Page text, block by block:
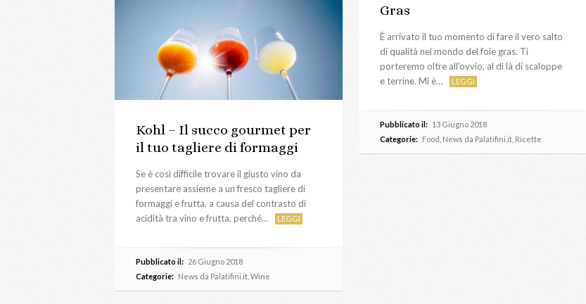
Kohl – Il succo gourmet per
il tuo tagliere di formaggi
Se è così difficile trovare il giusto vino da
presentare assieme a un fresco tagliere di
formaggi e frutta, a causa del contrasto di
acidità tra vino e frutta, perché…
LEGGI
Pubblicato il: 26 Giugno 2018
Categorie: News da Palatifini.it ,Wine
Gras
È arrivato il tuo momento di fare il vero salto
di qualità nel mondo del foie gras. Ti
porteremo oltre all'ovvio, al di là di scaloppe
e terrine. Mi è…
LEGGI
Pubblicato il: 13 Giugno 2018
Categorie: Food News da Palatifini.it Ricette